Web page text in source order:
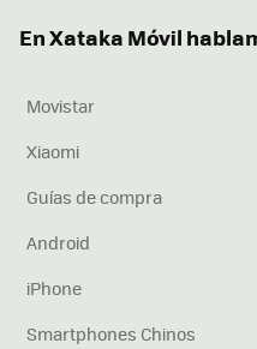
En Xataka Móvil
Movistar
Xiaomi
Guías de compra
Android
iPhone
Smartphones Chinos